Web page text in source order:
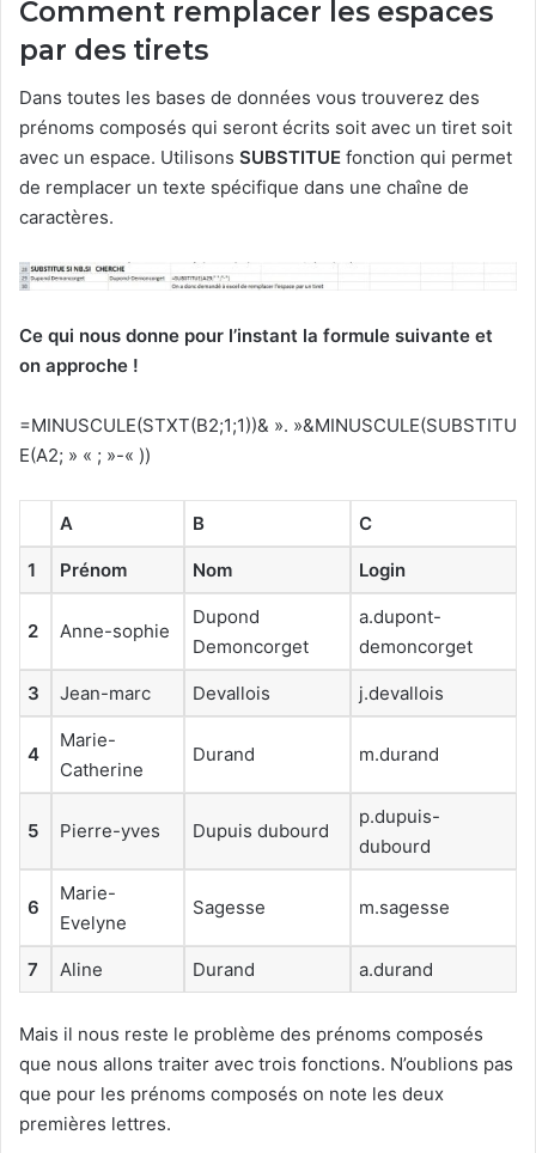
Comment remplacer les espaces
par des tirets
Dans toutes les bases de données vous trouverez des
prénoms composés qui seront écrits soit avec un tiret soit
avec un espace. Utilisons SUBSTITUE fonction qui permet
de remplacer un texte spécifique dans une chaîne de
caractères.
Ce qui nous donne pour l’instant la formule suivante et
on approche !
=MINUSCULE(STXT(B2;1;1))& ». »&MINUSCULE(SUBSTITU
E(A2; » « ; »-« ))
A B C
1 Prénom Nom Login
2 Anne-sophie
Dupond
Demoncorget
a.dupont-
demoncorget
3 Jean-marc Devallois j.devallois
4
Marie-
Catherine
Durand m.durand
5 Pierre-yves Dupuis dubourd
p.dupuis-
dubourd
6
Marie-
Evelyne
Sagesse m.sagesse
7 Aline Durand a.durand
Mais il nous reste le problème des prénoms composés
que nous allons traiter avec trois fonctions. N’oublions pas
que pour les prénoms composés on note les deux
premières lettres.